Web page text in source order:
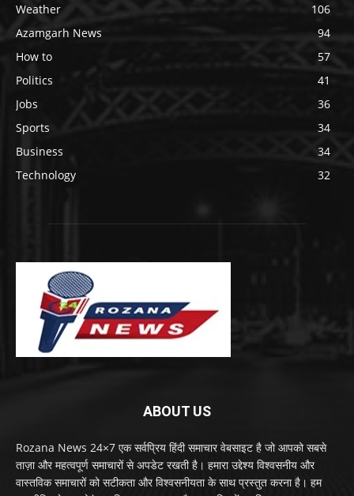
Weather
106
Azamgarh News
94
How to
57
Politics
41
Jobs
36
Sports
34
Business
34
Technology
32
ABOUT US
Rozana News 24×7 एक सर्वप्रिय हिंदी समाचार वेबसाइट है जो आपको सबसे
ताज़ा और महत्वपूर्ण समाचारों से अपडेट रखती है। हमारा उद्देश्य विश्वसनीय और
वास्तविक समाचारों को सटीकता और विश्वसनीयता के साथ प्रस्तुत करना है। हम